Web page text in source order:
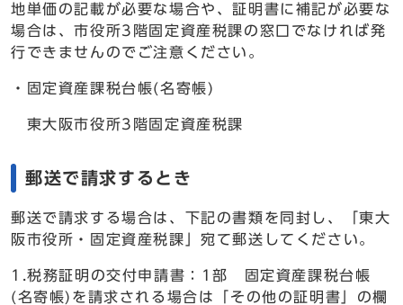
地単価の記載が必要な場合や、証明書に補記が必要な
場合は、市役所3階固定資産税課の窓口でなければ発
行できませんのでご注意ください。
・固定資産課税台帳(名寄帳)
東大阪市役所3階固定資産税課
郵送で請求するとき
郵送で請求する場合は、下記の書類を同封し、「東大
阪市役所・固定資産税課」宛て郵送してください。
1.税務証明の交付申請書：1部 固定資産課税台帳
(名寄帳)を請求される場合は「その他の証明書」の欄